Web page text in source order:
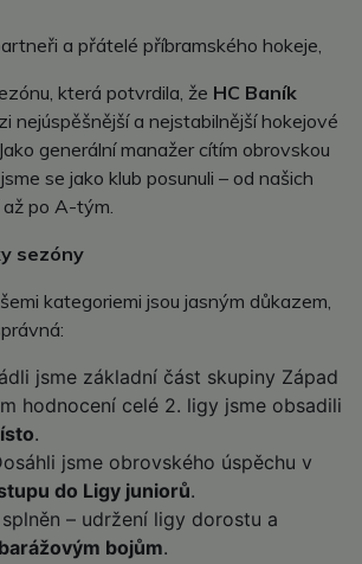
a přátelé příbramského hokeje,
která potvrdila, že HC Baník
nejúspěšnější a nejstabilnější hokejové
generální manažer cítím obrovskou
se jako klub posunuli – od našich
až po A-tým.
sezóny
kategoriemi jsou jasným důkazem,
jsme základní část skupiny Západ
hodnocení celé 2. ligy jsme obsadili
.
jsme obrovského úspěchu v
do Ligy juniorů.
– udržení ligy dorostu a
bojům.